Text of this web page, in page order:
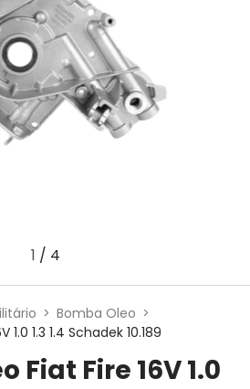
1 / 4
> Bomba Oleo >
1.3 1.4 Schadek 10.189
Fiat Fire 16V 1.0